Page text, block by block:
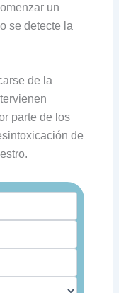
un
se detecte la
de la
parte de los
de